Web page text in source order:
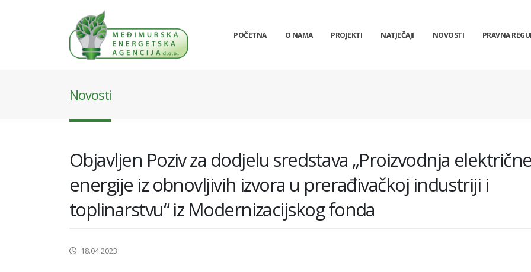
POČETNA O NAMA PROJEKTI NATJEČAJI NOVOSTI PRAVNA
Novosti
Objavljen Poziv za dodjelu sredstava „Proizvodnja električne
energije iz obnovljivih izvora u prerađivačkoj industriji i
toplinarstvu“ iz Modernizacijskog fonda
18.04.2023